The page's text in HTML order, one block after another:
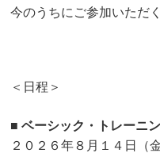
今のうちにご参加いただ
＜日程＞
■ ベーシック・トレーニ
２０２６年８月１４日（